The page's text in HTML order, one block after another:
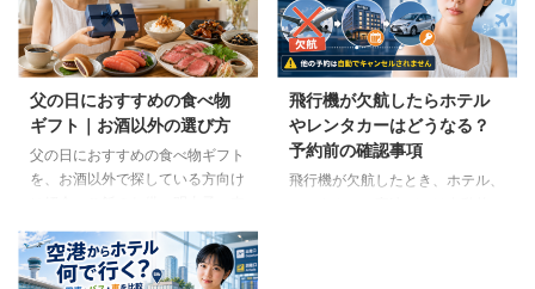
補をわかりやすく解説します。
父の日におすすめの食べ物
ギフト｜お酒以外の選び方
父の日におすすめの食べ物ギフト
を、お酒以外で探している方向け
など、父の好みに合わせた選び方
と注意点を解説します。
飛行機が欠航したらホテル
やレンタカーはどうなる？
予約前の確認事項
飛行機が欠航したとき、ホテル、